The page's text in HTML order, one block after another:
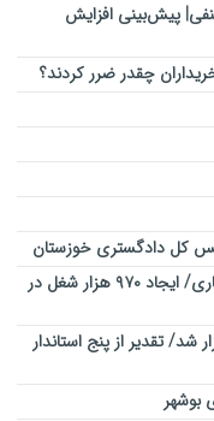
پیش‌بینی افزایش
چقدر ضرر کردند؟
تحقق ۹۰ درصدی تعهد اشتغالزایی در سال جاری/ ایجاد ۹۷۰ هزار شغل در
تقدیر از پنج استاندار